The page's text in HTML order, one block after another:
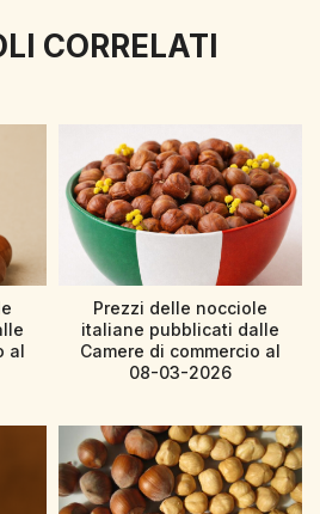
CORRELATI
al
Prezzi delle nocciole
italiane pubblicati dalle
Camere di commercio al
08-03-2026